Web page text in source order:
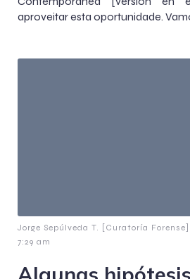
aproveitar esta oportunidade.
Jorge Sepúlveda T. [Curatoría Forense]
7:29 am
Algunas